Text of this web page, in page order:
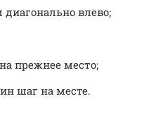
влево;
прежнее место;
шаг на месте.